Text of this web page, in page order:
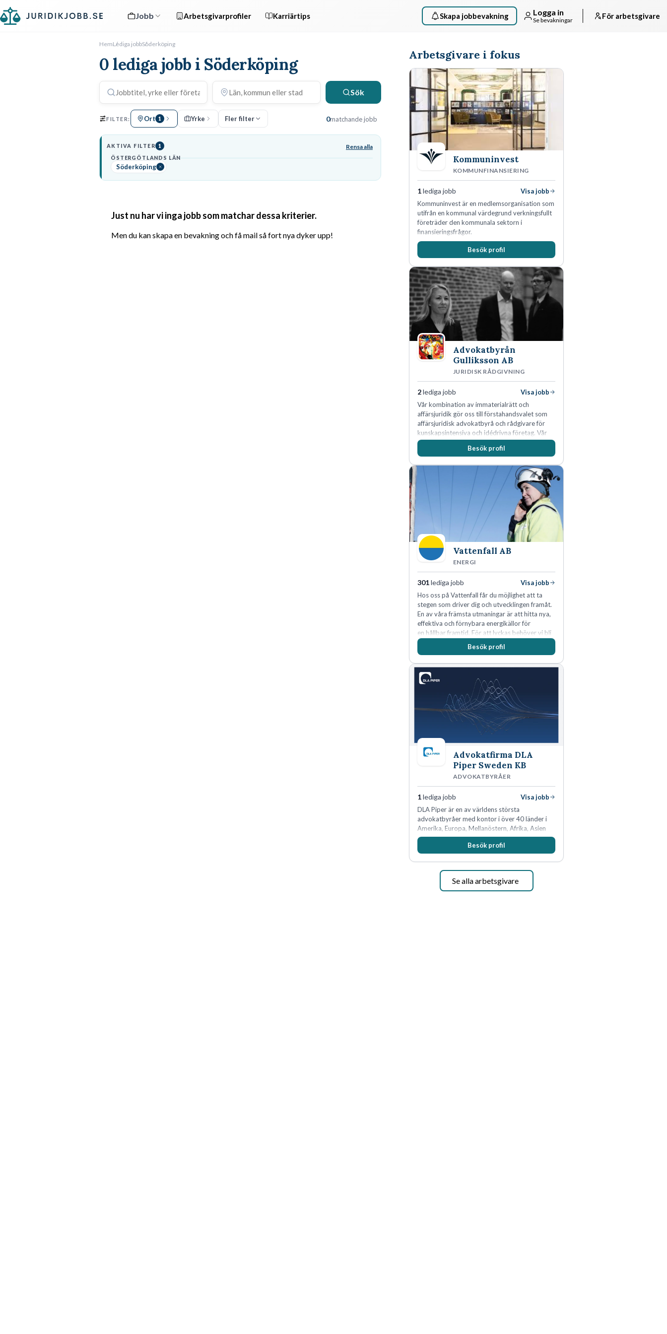
Jobb Arbetsgivarprofiler Karriärtips Skapa jobbevakning Logga in
Se bevakningar För arbetsgivare
HemLediga jobbSöderköping
0 lediga jobb i Söderköping
Sök
FILTER: Ort 1 Yrke Fler filter 0matchande jobb
AKTIVA FILTER 1 Rensa alla
ÖSTERGÖTLANDS LÄN
Söderköping
Just nu har vi inga jobb som matchar dessa kriterier.
Men du kan skapa en bevakning och få mail så fort nya dyker upp!
Arbetsgivare i fokus
Kommuninvest
KOMMUNFINANSIERING
1lediga jobb
Visa jobb
Kommuninvest är en medlemsorganisation som
utifrån en kommunal värdegrund verkningsfullt
företräder den kommunala sektorn i
finansieringsfrågor.
Besök profil
Advokatbyrån
Gulliksson AB
JURIDISK RÅDGIVNING
2lediga jobb
Visa jobb
Vår kombination av immaterialrätt och
affärsjuridik gör oss till förstahandsvalet som
affärsjuridisk advokatbyrå och rådgivare för
kunskapsintensiva och idédrivna företag. Vår
expertis inom IP-tillgångar har gett oss en
marknadsledande position. Våra klienter väljer
skydda, utveckla och kommersialisera
företagets viktigaste tillgångar.
Besök profil
Vattenfall AB
ENERGI
301lediga jobb
Visa jobb
Hos oss på Vattenfall får du möjlighet att ta
stegen som driver dig och utvecklingen framåt.
En av våra främsta utmaningar är att hitta nya,
effektiva och förnybara energikällor för
en hållbar framtid. För att lyckas behöver vi bli
fler medarbetare som vill göra skillnad.
Besök profil
Advokatfirma DLA
Piper Sweden KB
ADVOKATBYRÅER
1lediga jobb
Visa jobb
DLA Piper är en av världens största
advokatbyråer med kontor i över 40 länder i
Amerika, Europa, Mellanöstern, Afrika, Asien
och Oceanien. Vi är specialister inom
affärsjuridikens alla områden och vi har några
Köpenhamn, Århus, Oslo och Helsingfors kan vi
på DLA Piper erbjuda våra klienter en unik,
Besök profil
Se alla arbetsgivare